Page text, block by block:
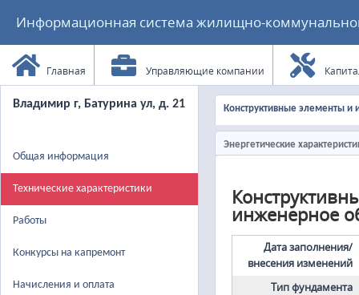
Информационная система жилищно-
Главная Управляющие компании
Владимир г, Батурина ул, д. 21
Общая информация
Технические характеристики
Работы
Конкурсы на капремонт
Начисления и оплата
Конструктивные элементы
Энергетические
инженерное
Дата заполнения/
внесения изменений
Тип фундамента